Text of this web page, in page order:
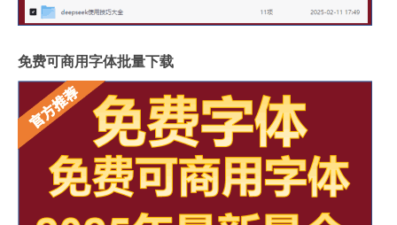
免费可商用字体批量下载